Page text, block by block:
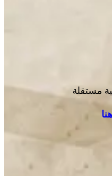
مستقلة